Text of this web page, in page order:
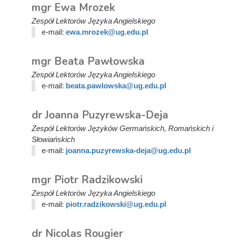
mgr Ewa Mrozek
Zespół Lektorów Języka Angielskiego
e-mail: ewa.mrozek@ug.edu.pl
mgr Beata Pawłowska
Zespół Lektorów Języka Angielskiego
e-mail: beata.pawlowska@ug.edu.pl
dr Joanna Puzyrewska-Deja
Zespół Lektorów Języków Germańskich, Romańskich i
Słowiańskich
e-mail: joanna.puzyrewska-deja@ug.edu.pl
mgr Piotr Radzikowski
Zespół Lektorów Języka Angielskiego
e-mail: piotr.radzikowski@ug.edu.pl
dr Nicolas Rougier